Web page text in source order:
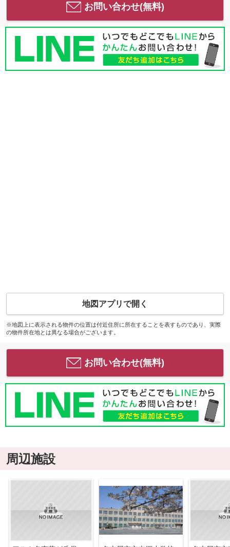
お問い合わせ(無料)
地図アプリで開く
※地図上に表示される物件の位置は付近住所に所在することを表すものであり、実際
の物件所在地とは異なる場合がございます。
お問い合わせ(無料)
周辺施設